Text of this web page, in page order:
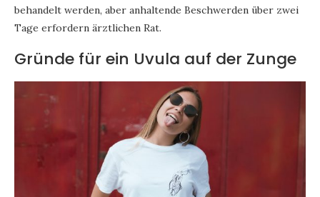
behandelt werden, aber anhaltende Beschwerden über zwei
Tage erfordern ärztlichen Rat.
Gründe für ein Uvula auf der Zunge